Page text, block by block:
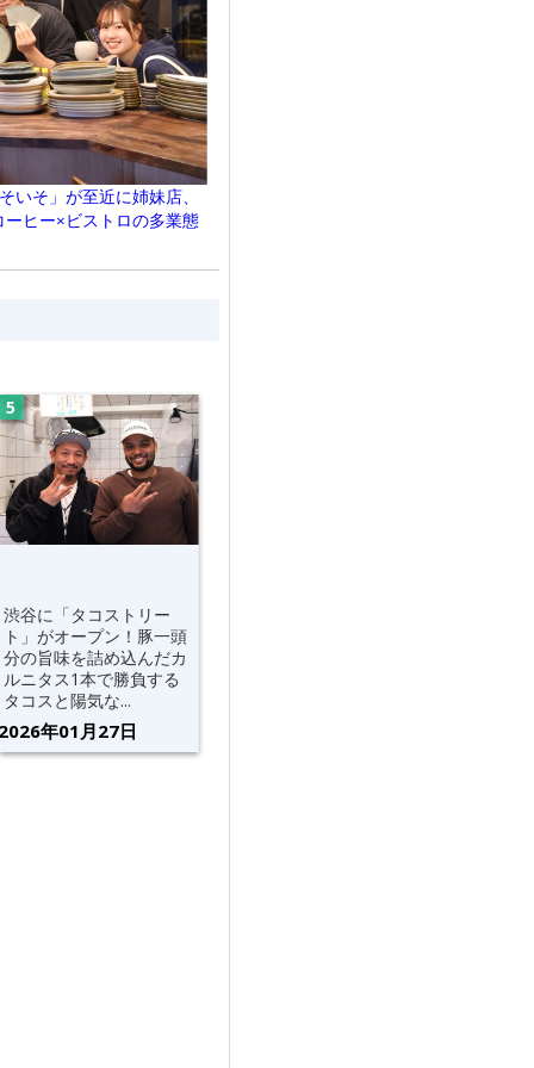
いそ」が至近に姉妹店、
ヒー×ビストロの多業態
渋谷に「タコストリー
ト」がオープン！豚一頭
分の旨味を詰め込んだカ
ルニタス1本で勝負する
タコスと陽気な...
年01月27日